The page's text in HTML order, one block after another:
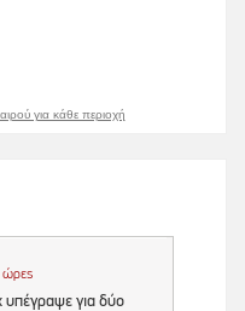
για κάθε περιοχή